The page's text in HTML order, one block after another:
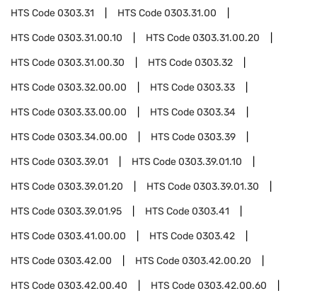
HTS Code0303.31 HTS Code0303.31.00
HTS Code0303.31.00.10 HTS Code0303.31.00.20
HTS Code0303.31.00.30 HTS Code0303.32
HTS Code0303.32.00.00 HTS Code0303.33
HTS Code0303.33.00.00 HTS Code0303.34
HTS Code0303.34.00.00 HTS Code0303.39
HTS Code0303.39.01 HTS Code0303.39.01.10
HTS Code0303.39.01.20 HTS Code0303.39.01.30
HTS Code0303.39.01.95 HTS Code0303.41
HTS Code0303.41.00.00 HTS Code0303.42
HTS Code0303.42.00 HTS Code0303.42.00.20
HTS Code0303.42.00.40 HTS Code0303.42.00.60